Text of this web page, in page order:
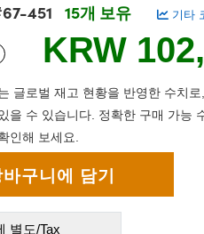
451 15개 보유 기타
the plus and minus buttons to
KRW
글로벌 재고 현황을 반영한 수치
을 수 있습니다. 정확한 구매 가능
인해 보세요.
별도/Tax